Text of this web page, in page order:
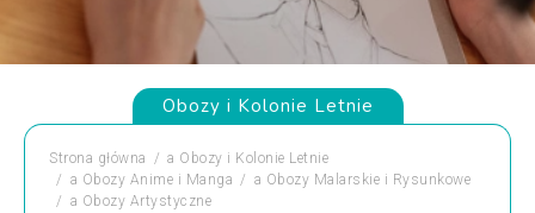
Obozy i Kolonie Letnie
Strona główna a Obozy i Kolonie Letnie
a Obozy Anime i Manga a Obozy Malarskie i Rysunkowe
a Obozy Artystyczne